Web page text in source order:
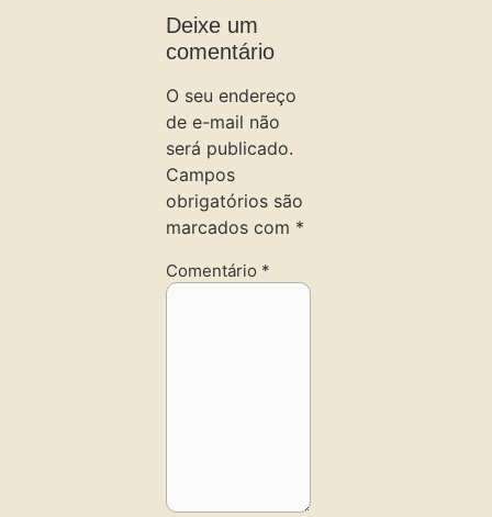
Deixe um
comentário
O seu endereço
de e-mail não
será publicado.
Campos
obrigatórios são
marcados com *
Comentário *